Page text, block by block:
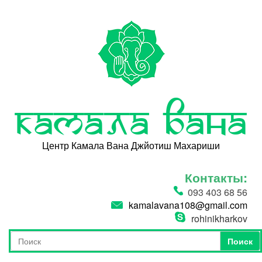
Камала Вана
Центр Камала Вана Джйотиш Махариши
Контакты:
093 403 68 56
kamalavana108@gmail.com
rohinikharkov
Форма поиска
Поиск